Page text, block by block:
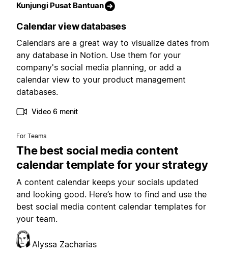
Kunjungi Pusat Bantuan
Calendar view databases
Calendars are a great way to visualize dates from
any database in Notion. Use them for your
company's social media planning, or add a
calendar view to your product management
databases.
Video 6 menit
For Teams
The best social media content
calendar template for your strategy
A content calendar keeps your socials updated
and looking good. Here’s how to find and use the
best social media content calendar templates for
your team.
Alyssa Zacharias